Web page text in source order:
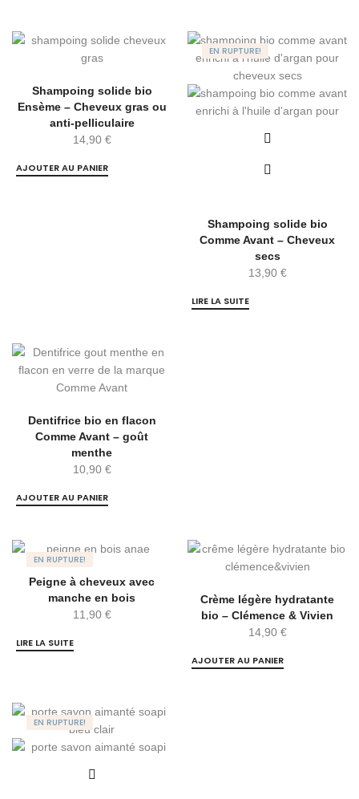
Shampoing solide bio
Ensème – Cheveux gras ou
anti-pelliculaire
14,90 €
AJOUTER AU PANIER
EN RUPTURE!
Shampoing solide bio
Comme Avant – Cheveux
secs
13,90 €
LIRE LA SUITE
Dentifrice bio en flacon
Comme Avant – goût
menthe
10,90 €
AJOUTER AU PANIER
EN RUPTURE!
Peigne à cheveux avec
manche en bois
11,90 €
LIRE LA SUITE
Crème légère hydratante
bio – Clémence & Vivien
14,90 €
AJOUTER AU PANIER
EN RUPTURE!